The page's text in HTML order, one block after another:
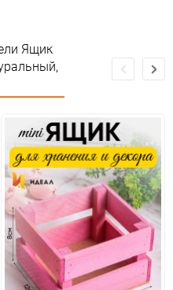
Не подлежит сертификации
Сухое, проветриваемое
1
шт
Ящик